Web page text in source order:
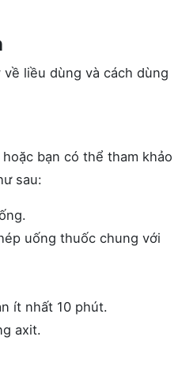
liều dùng và cách dùng
bạn có thể tham khảo
sau:
uống thuốc chung với
ít nhất 10 phút.
axit.